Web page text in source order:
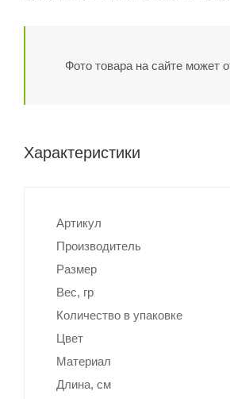
Фото товара на сайте может
Характеристики
Артикул
Производитель
Размер
Вес, гр
Количество в упаковке
Цвет
Материал
Длина, cм